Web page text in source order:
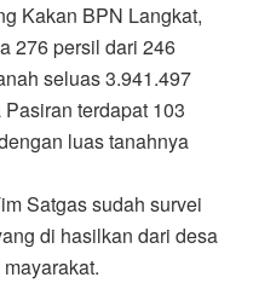
Kakan BPN Langkat,
276 persil dari 246
seluas 3.941.497
terdapat 103
luas tanahnya
Satgas sudah survei
di hasilkan dari desa